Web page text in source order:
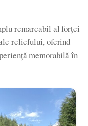
remarcabil al forței
reliefului, oferind
memorabilă în